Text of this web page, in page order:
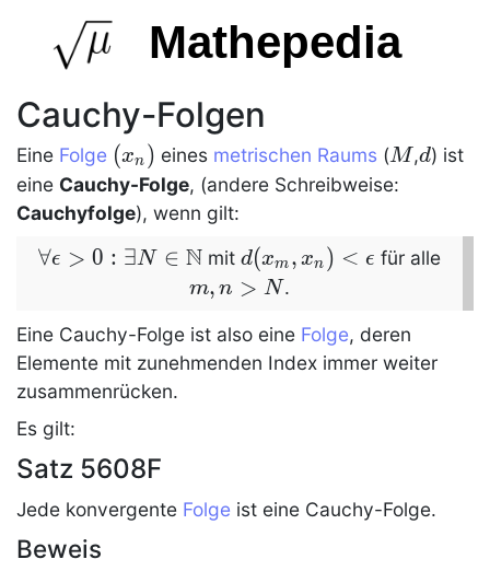
Mathepedia
Cauchy-Folgen
Eine Folge (x_n)
(xn ) eines metrischen Raums (M
M ,d
d) ist
eine Cauchy-Folge, (andere Schreibweise:
Cauchyfolge), wenn gilt:
\forall
N\in\dom
N
∀ϵ > 0 : ∃N ∈ Nmit d(x_m,x_n)
<\epsilon
d(xm , xn ) < ϵ für alle
m, n > N .
Eine Cauchy-Folge ist also eine Folge, deren
Elemente mit zunehmenden Index immer weiter
zusammenrücken.
Es gilt:
Satz 5608F
Jede konvergente Folge ist eine Cauchy-Folge.
Beweis